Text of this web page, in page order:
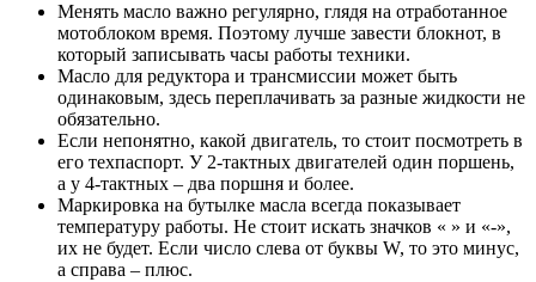
Менять масло важно регулярно, глядя на отработанное
мотоблоком время. Поэтому лучше завести блокнот, в
который записывать часы работы техники.
Масло для редуктора и трансмиссии может быть
одинаковым, здесь переплачивать за разные жидкости не
обязательно.
Если непонятно, какой двигатель, то стоит посмотреть в
его техпаспорт. У 2-тактных двигателей один поршень,
а у 4-тактных – два поршня и более.
Маркировка на бутылке масла всегда показывает
температуру работы. Не стоит искать значков « » и «-»,
их не будет. Если число слева от буквы W, то это минус,
а справа – плюс.